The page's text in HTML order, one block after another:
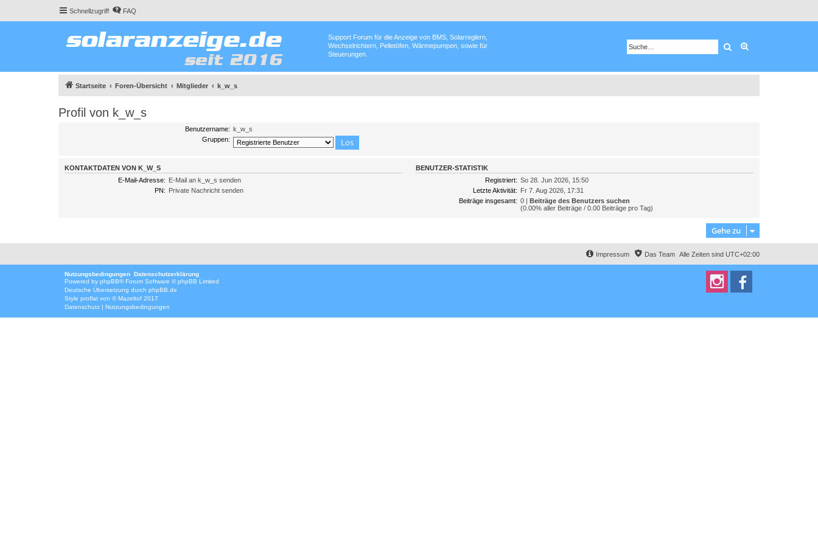
Schnellzugriff FAQ
Support Forum für die Anzeige von BMS, Solarreglern,
Wechselrichtern, Pelletöfen, Wärmepumpen, sowie für
Steuerungen.
Suche
Startseite Foren-Übersicht Mitglieder k_w_s
Profil von k_w_s
Benutzername: k_w_s
Gruppen:
KONTAKTDATEN VON K_W_S
E-Mail-Adresse: E-Mail an k_w_s senden
PN: Private Nachricht senden
BENUTZER-STATISTIK
Registriert: So 28. Jun 2026, 15:50
Letzte Aktivität: Fr 7. Aug 2026, 17:31
Beiträge insgesamt: 0 | Beiträge des Benutzers suchen
(0.00% aller Beiträge / 0.00 Beiträge pro Tag)
Gehe zu
Alle Zeiten sind UTC+02:00
Das Team
Impressum
Nutzungsbedingungen Datenschutzerklärung
Powered by phpBB® Forum Software © phpBB Limited
Deutsche Übersetzung durch phpBB.de
Style proflat von ©Mazeltof 2017
Datenschutz | Nutzungsbedingungen